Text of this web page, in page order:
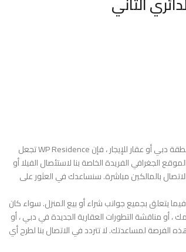
سواء كنت تبحث عن عقار للبيع في منطقة دبي أو عقار للإيجار ، فإن WP Residence تجعل
الجغرافي الفريدة الخاصة بنا لاستئصال الفيلا أو
بالمالكين مباشرة. سنساعدك في العثور على
يتعلق بجميع جوانب شراء أو بيع المنزل. سواء كان
أو مناقشة التطورات العقارية الجديدة في دبي ، أو
الفرصة لمساعدتك. لا تتردد في الاتصال بنا لطرح أي